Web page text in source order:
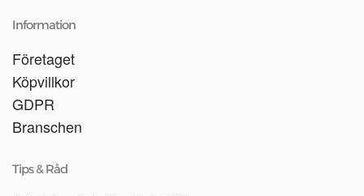
Information
Företaget
Köpvillkor
GDPR
Branschen
Tips & Råd